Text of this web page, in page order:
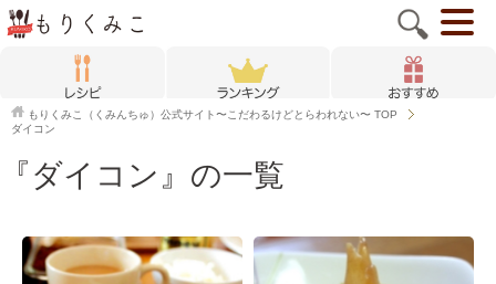
もりくみこ（くみんちゅ）公式サイト〜こだわるけどとらわれない〜 TOP
ダイコン
『ダイコン』の一覧